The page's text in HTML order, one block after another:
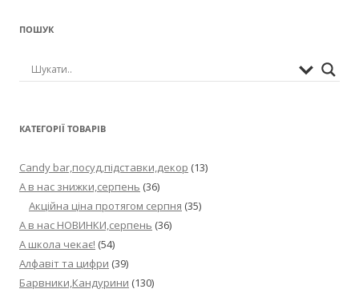
ПОШУК
КАТЕГОРІЇ ТОВАРІВ
Candy bar,посуд,підставки,декор (13)
А в нас знижки,серпень (36)
Акційна ціна протягом серпня (35)
А в нас НОВИНКИ,серпень (36)
А школа чекає! (54)
Алфавіт та цифри (39)
Барвники,Кандурини (130)